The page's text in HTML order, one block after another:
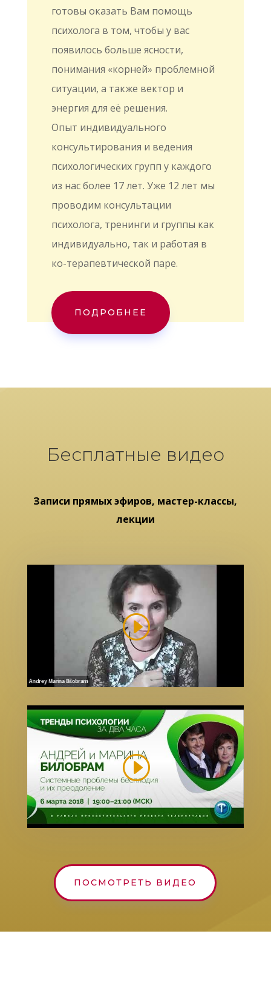
готовы оказать Вам помощь
психолога в том, чтобы у вас
появилось больше ясности,
понимания «корней» проблемной
ситуации, а также вектор и
энергия для её решения.
Опыт индивидуального
консультирования и ведения
психологических групп у каждого
из нас более 17 лет. Уже 12 лет мы
проводим консультации
психолога, тренинги и группы как
индивидуально, так и работая в
ко-терапевтической паре.
ПОДРОБНЕЕ
Бесплатные видео
Записи прямых эфиров, мастер-классы,
лекции
ПОСМОТРЕТЬ ВИДЕО